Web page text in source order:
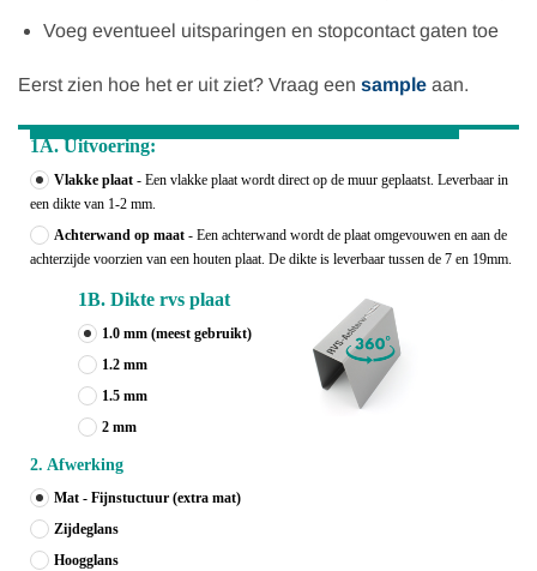
Voeg eventueel uitsparingen en stopcontact gaten toe
Eerst zien hoe het er uit ziet? Vraag een sample aan.
1A. Uitvoering:
Vlakke plaat - Een vlakke plaat wordt direct op de muur geplaatst. Leverbaar in
een dikte van 1-2 mm.
Achterwand op maat - Een achterwand wordt de plaat omgevouwen en aan de
achterzijde voorzien van een houten plaat. De dikte is leverbaar tussen de 7 en 19mm.
1B. Dikte rvs plaat
1.0 mm (meest gebruikt)
1.2 mm
1.5 mm
2 mm
2. Afwerking
Mat - Fijnstuctuur (extra mat)
Zijdeglans
Hoogglans